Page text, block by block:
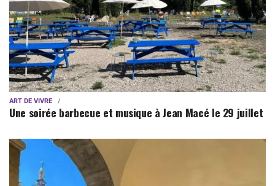
ART DE VIVRE
Une soirée barbecue et musique à Jean Macé le 29 juillet